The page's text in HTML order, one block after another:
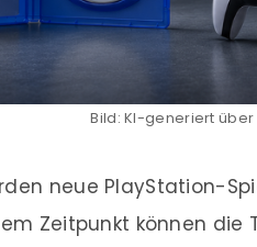
Bild: KI-generiert über
neue PlayStation-
Zeitpunkt können